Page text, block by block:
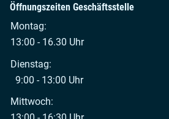
Öffnungszeiten Geschäftsstelle
Montag:
13:00 - 16.30 Uhr
Dienstag:
9:00 - 13:00 Uhr
Mittwoch: